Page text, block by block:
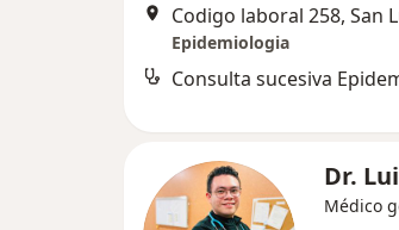
Codigo laboral 258, San
Epidemiologia
Consulta sucesiva
Dr.
Médico